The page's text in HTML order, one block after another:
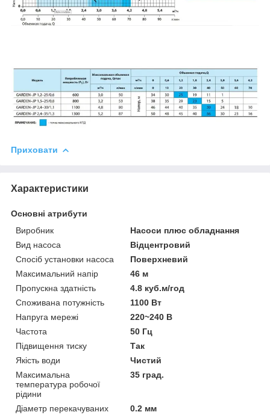
Приховати
Характеристики
Основні атрибути
Виробник
Насоси плюс обладнання
Вид насоса
Відцентровий
Спосіб установки насоса
Поверхневий
Максимальний напір
46 м
Пропускна здатність
4.8 куб.м/год
Споживана потужність
1100 Вт
Напруга мережі
220~240 В
Частота
50 Гц
Підвищення тиску
Так
Якість води
Чистий
Максимальна
температура робочої
рідини
35 град.
Діаметр перекачуваних
0.2 мм